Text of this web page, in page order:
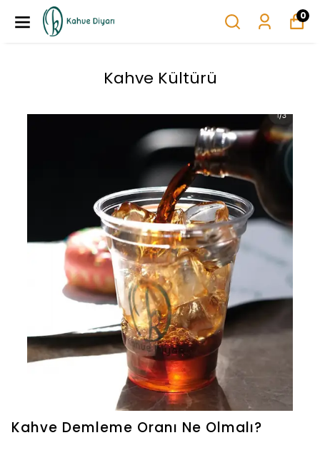
0
Kahve Kültürü
Kahve Demleme Oranı Ne Olmalı?